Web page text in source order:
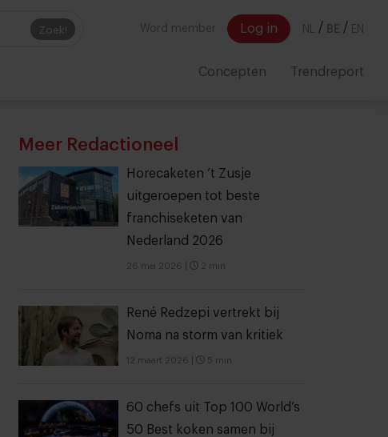
Zoek! Word member Log in NL / BE / EN
Concepten Trendreport
Meer Redactioneel
Horecaketen ‘t Zusje
uitgeroepen tot beste
franchiseketen van
Nederland 2026
26 mei 2026 2 min
René Redzepi vertrekt bij
Noma na storm van kritiek
12 maart 2026 5 min
60 chefs uit Top 100 World’s
50 Best koken samen bij